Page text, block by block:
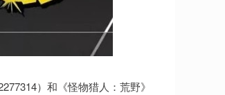
）和《怪物猎人：荒野》